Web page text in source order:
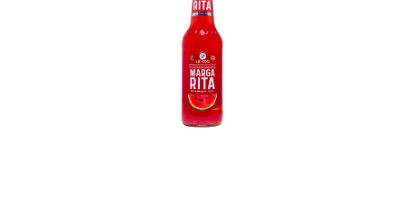
In den Korb